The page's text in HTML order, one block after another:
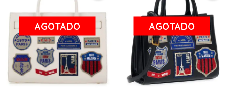
AGOTADO AGOTADO